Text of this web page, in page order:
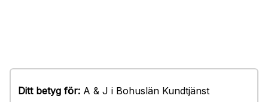
Ditt betyg för: A & J i Bohuslän Kundtjänst